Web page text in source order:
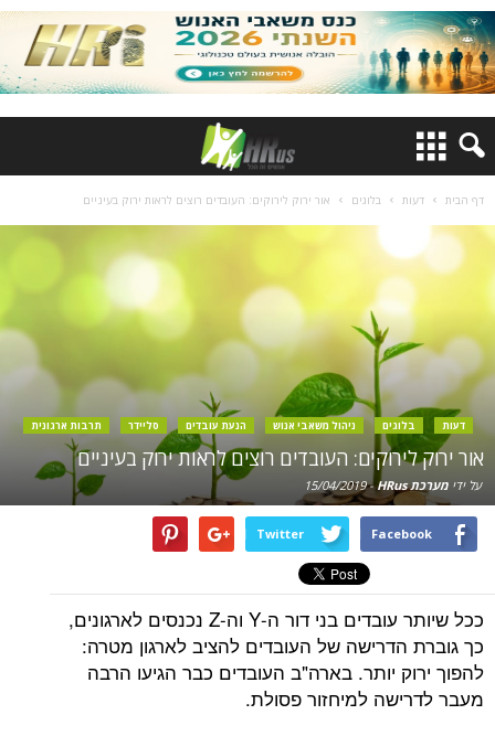
דף הבית דעות בלוגים אור ירוק לירוקים: העובדים רוצים לראות ירוק בעיניים
דעות בלוגים ניהול משאבי אנוש הנעת עובדים סליידר תרבות ארגונית
אור ירוק לירוקים: העובדים רוצים לראות ירוק בעיניים
על ידי מערכת HRus -
15/04/2019
Facebook
Twitter
ככל שיותר עובדים בני דור ה-Y וה-Z נכנסים לארגונים,
כך גוברת הדרישה של העובדים להציב לארגון מטרה:
להפוך ירוק יותר. בארה"ב העובדים כבר הגיעו הרבה
מעבר לדרישה למיחזור פסולת.